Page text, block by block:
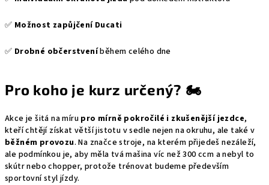
✅ Možnost zapůjčení Ducati
✅ Drobné občerstveníběhem celého dne
Pro koho je kurz určený? 🏍️
Akce je šitá na míru pro mírně pokročilé i zkušenější jezdce,
kteří chtějí získat větší jistotu v sedle nejen na okruhu, ale také v
běžném provozu. Na značce stroje, na kterém přijedeš nezáleží,
ale podmínkou je, aby měla tvá mašina víc než 300 ccm a nebyl to
skútr nebo chopper, protože trénovat budeme především
sportovní styl jízdy.